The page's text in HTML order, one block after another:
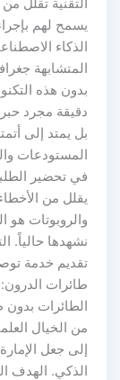
التقنية تقلل
يسمح لهم
الذكاء
المتشابهة
دقيقة مجرد
بل يمتد إلى
المستودعات
في تحضير
يقلل من
والروبوتات هو
نشهدها حالياً.
طائرات
الطائرات
من الخيال
إلى جعل
الذكي. الهدف